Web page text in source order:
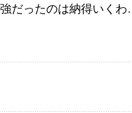
だったのは納得いく